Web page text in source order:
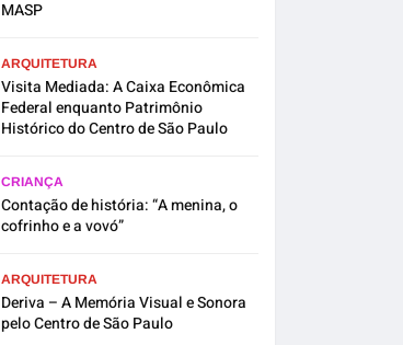
MASP
ARQUITETURA
Visita Mediada: A Caixa Econômica
Federal enquanto Patrimônio
Histórico do Centro de São Paulo
CRIANÇA
Contação de história: “A menina, o
cofrinho e a vovó”
ARQUITETURA
Deriva – A Memória Visual e Sonora
pelo Centro de São Paulo